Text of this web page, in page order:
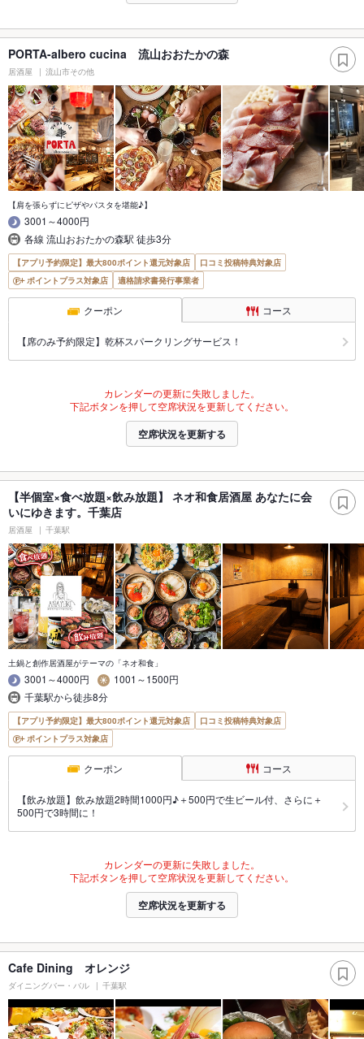
PORTA-albero cucina 流山おおたかの森
居酒屋 流山市その他
【肩を張らずにピザやパスタを堪能♪】
3001～4000円
各線 流山おおたかの森駅 徒歩3分
【アプリ予約限定】最大800ポイント還元対象店
口コミ投稿特典対象店
ポイントプラス対象店
適格請求書発行事業者
クーポン コース
【席のみ予約限定】乾杯スパークリングサービス！
カレンダーの更新に失敗しました。
下記ボタンを押して空席状況を更新してください。
空席状況を更新する
【半個室×食べ放題×飲み放題】 ネオ和食居酒屋 あなたに会
いにゆきます。千葉店
居酒屋 千葉駅
土鍋と創作居酒屋がテーマの「ネオ和食」
3001～4000円
1001～1500円
千葉駅から徒歩8分
【アプリ予約限定】最大800ポイント還元対象店
口コミ投稿特典対象店
ポイントプラス対象店
クーポン コース
【飲み放題】飲み放題2時間1000円♪＋500円で生ビール付、さらに＋
500円で3時間に！
カレンダーの更新に失敗しました。
下記ボタンを押して空席状況を更新してください。
空席状況を更新する
Cafe Dining オレンジ
ダイニングバー・バル 千葉駅